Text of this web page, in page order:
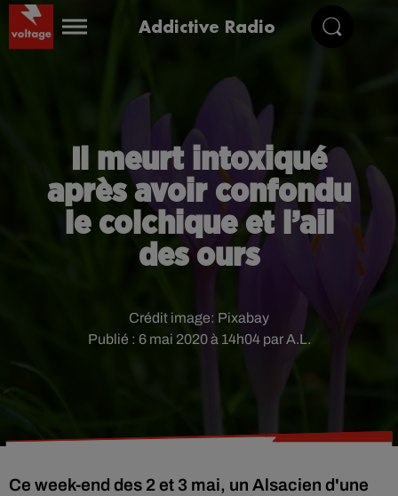
Addictive Radio
Il meurt intoxiqué
après avoir confondu
le colchique et l’ail
des ours
Publié : 6 mai 2020 à 14h04 par A.L.
Crédit image: Pixabay
Ce week-end des 2 et 3 mai, un Alsacien d'une